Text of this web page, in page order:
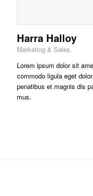
Harra Halloy
Marketing & Sales
Lorem ipsum dolor sit
commodo ligula eget
penatibus et magnis dis
mus.